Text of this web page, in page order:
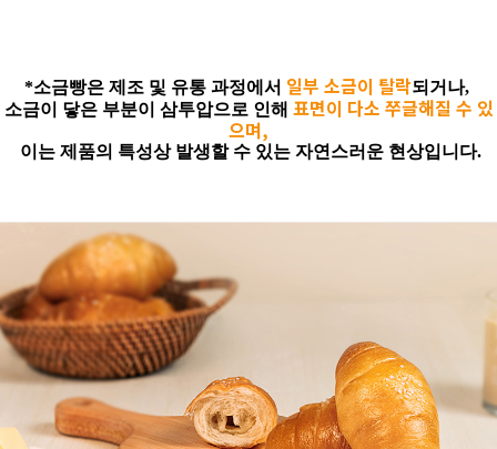
*소금빵은 제조 및 유통 과정에서 일부 소금이 탈락되거나,
소금이 닿은 부분이 삼투압으로 인해 표면이 다소 쭈글해질 수 있
으며,
이는 제품의 특성상 발생할 수 있는 자연스러운 현상입니다.